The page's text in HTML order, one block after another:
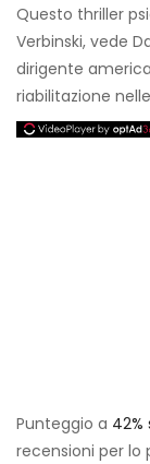
Questo thriller
Verbinski, vede
dirigente
riabilitazione
Punteggio a
recensioni per lo